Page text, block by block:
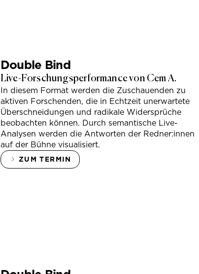
Double Bind
Live-Forschungsperformance von Cem A.
In diesem Format werden die Zuschauenden zu
aktiven Forschenden, die in Echtzeit unerwartete
Überschneidungen und radikale Widersprüche
beobachten können. Durch semantische Live-
Analysen werden die Antworten der Redner:innen
auf der Bühne visualisiert.
ZUM TERMIN